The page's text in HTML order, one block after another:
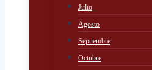
Julio
Agosto
Septiembre
Octubre